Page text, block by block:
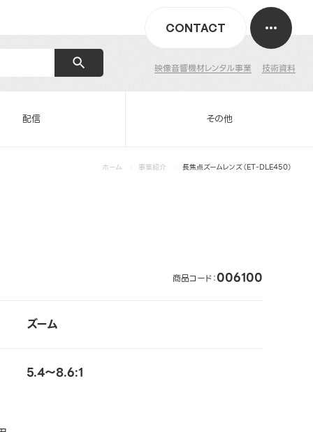
映像音響機材レンタル事業 技術資料
CONTACT
配信 その他
ホーム 事業紹介 長焦点ズームレンズ（ET-DLE450）
商品コード：006100
ズーム
5.4～8.6:1